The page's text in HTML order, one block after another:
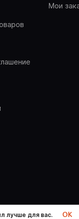
Мои
лучше для вас. OK